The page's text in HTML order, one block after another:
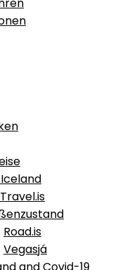
Road.is
Vegasjá
and Covid-19